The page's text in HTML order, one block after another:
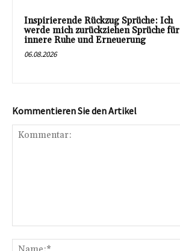
Inspirierende Rückzug Sprüche: Ich
werde mich zurückziehen Sprüche für
innere Ruhe und Erneuerung
06.08.2026
Kommentieren Sie den Artikel